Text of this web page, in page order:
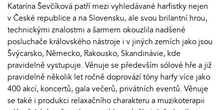
Katarína Ševčíková patří mezi vyhledávané harfistky nejen
v České republice a na Slovensku, ale svou brilantní hrou,
technickými znalostmi a šarmem okouzlila nadšené
posluchače královského nástroje i v jiných zemích jako jsou
Švýcarsko, Německo, Rakousko, Skandinávie, kde
pravidelně vystupuje. Věnuje se především sólové hře a již
pravidelně několik let ročně doprovází tóny harfy více jako
400 akcí, koncertů, gala večerů, privátních eventů. Věnuje
se také i produkci relaxačního charakteru a muzikoterapii